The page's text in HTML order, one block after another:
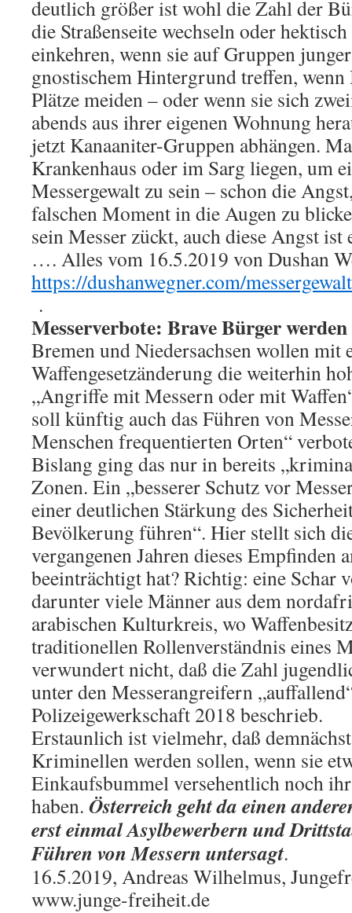
deutlich größer ist wohl die Zahl der
die Straßenseite wechseln oder
einkehren, wenn sie auf Gruppen
gnostischem Hintergrund treffen,
Plätze meiden – oder wenn sie sich
abends aus ihrer eigenen Wohnung
jetzt Kanaaniter-Gruppen abhängen.
Krankenhaus oder im Sarg liegen, um
Messergewalt zu sein – schon die
falschen Moment in die Augen zu
sein Messer zückt, auch diese Angst ist
…. Alles vom 16.5.2019 von Dushan
https://dushanwegner.com/messergewalt
.
Messerverbote: Brave Bürger
Bremen und Niedersachsen wollen mit
Waffengesetzänderung die weiterhin
„Angriffe mit Messern oder mit
soll künftig auch das Führen von
Menschen frequentierten Orten“
Bislang ging das nur in bereits
Zonen. Ein „besserer Schutz vor
einer deutlichen Stärkung des
Bevölkerung führen“. Hier stellt sich
vergangenen Jahren dieses Empfinden
beeinträchtigt hat? Richtig: eine Schar
darunter viele Männer aus dem
arabischen Kulturkreis, wo
traditionellen Rollenverständnis eines
verwundert nicht, daß die Zahl
unter den Messerangreifern
Polizeigewerkschaft 2018 beschrieb.
Erstaunlich ist vielmehr, daß
Kriminellen werden sollen, wenn sie
Einkaufsbummel versehentlich noch
haben. Österreich geht da einen
erst einmal Asylbewerbern und
Führen von Messern untersagt.
16.5.2019, Andreas Wilhelmus,
www.junge-freiheit.de